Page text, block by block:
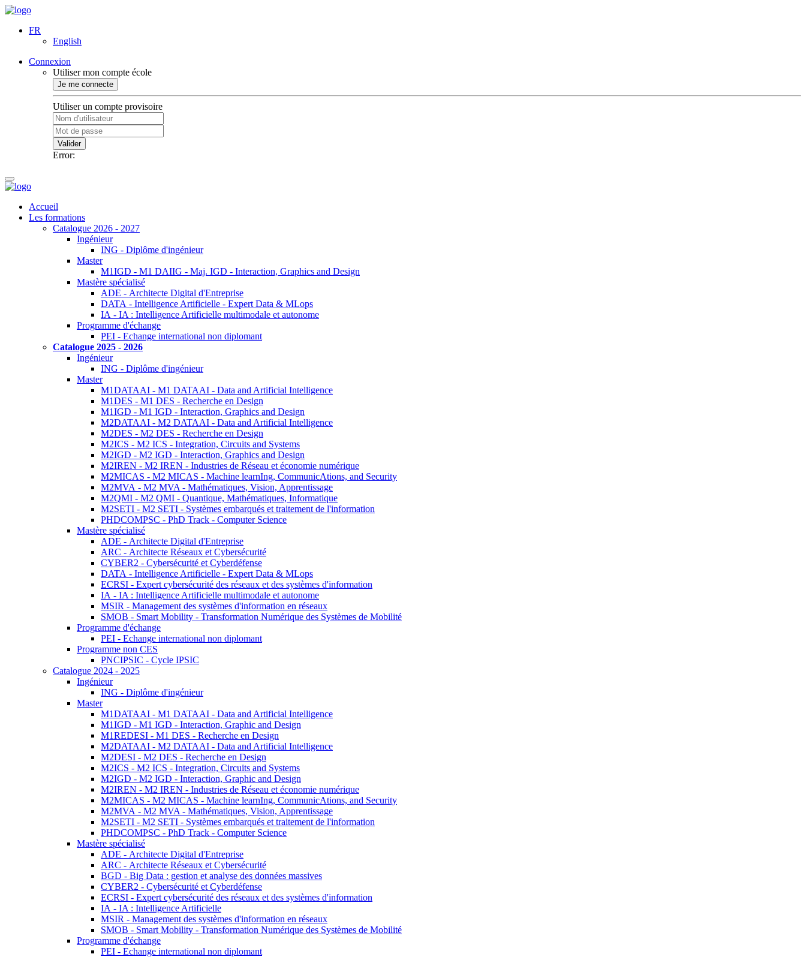
FR
English
Connexion
Utiliser mon compte école
Je me connecte
Utiliser un compte provisoire
Valider
Error:
Accueil
Les formations
Catalogue 2026 - 2027
Ingénieur
ING - Diplôme d'ingénieur
Master
M1IGD - M1 DAIIG - Maj. IGD - Interaction, Graphics and Design
Mastère spécialisé
ADE - Architecte Digital d'Entreprise
DATA - Intelligence Artificielle - Expert Data & MLops
IA - IA : Intelligence Artificielle multimodale et autonome
Programme d'échange
PEI - Echange international non diplomant
Catalogue 2025 - 2026
Ingénieur
ING - Diplôme d'ingénieur
Master
M1DATAAI - M1 DATAAI - Data and Artificial Intelligence
M1DES - M1 DES - Recherche en Design
M1IGD - M1 IGD - Interaction, Graphics and Design
M2DATAAI - M2 DATAAI - Data and Artificial Intelligence
M2DES - M2 DES - Recherche en Design
M2ICS - M2 ICS - Integration, Circuits and Systems
M2IGD - M2 IGD - Interaction, Graphics and Design
M2IREN - M2 IREN - Industries de Réseau et économie numérique
M2MICAS - M2 MICAS - Machine learnIng, CommunicAtions, and Security
M2MVA - M2 MVA - Mathématiques, Vision, Apprentissage
M2QMI - M2 QMI - Quantique, Mathématiques, Informatique
M2SETI - M2 SETI - Systèmes embarqués et traitement de l'information
PHDCOMPSC - PhD Track - Computer Science
Mastère spécialisé
ADE - Architecte Digital d'Entreprise
ARC - Architecte Réseaux et Cybersécurité
CYBER2 - Cybersécurité et Cyberdéfense
DATA - Intelligence Artificielle - Expert Data & MLops
ECRSI - Expert cybersécurité des réseaux et des systèmes d'information
IA - IA : Intelligence Artificielle multimodale et autonome
MSIR - Management des systèmes d'information en réseaux
SMOB - Smart Mobility - Transformation Numérique des Systèmes de Mobilité
Programme d'échange
PEI - Echange international non diplomant
Programme non CES
PNCIPSIC - Cycle IPSIC
Catalogue 2024 - 2025
Ingénieur
ING - Diplôme d'ingénieur
Master
M1DATAAI - M1 DATAAI - Data and Artificial Intelligence
M1IGD - M1 IGD - Interaction, Graphic and Design
M1REDESI - M1 DES - Recherche en Design
M2DATAAI - M2 DATAAI - Data and Artificial Intelligence
M2DESI - M2 DES - Recherche en Design
M2ICS - M2 ICS - Integration, Circuits and Systems
M2IGD - M2 IGD - Interaction, Graphic and Design
M2IREN - M2 IREN - Industries de Réseau et économie numérique
M2MICAS - M2 MICAS - Machine learnIng, CommunicAtions, and Security
M2MVA - M2 MVA - Mathématiques, Vision, Apprentissage
M2SETI - M2 SETI - Systèmes embarqués et traitement de l'information
PHDCOMPSC - PhD Track - Computer Science
Mastère spécialisé
ADE - Architecte Digital d'Entreprise
ARC - Architecte Réseaux et Cybersécurité
BGD - Big Data : gestion et analyse des données massives
CYBER2 - Cybersécurité et Cyberdéfense
ECRSI - Expert cybersécurité des réseaux et des systèmes d'information
IA - IA : Intelligence Artificielle
MSIR - Management des systèmes d'information en réseaux
SMOB - Smart Mobility - Transformation Numérique des Systèmes de Mobilité
Programme d'échange
PEI - Echange international non diplomant